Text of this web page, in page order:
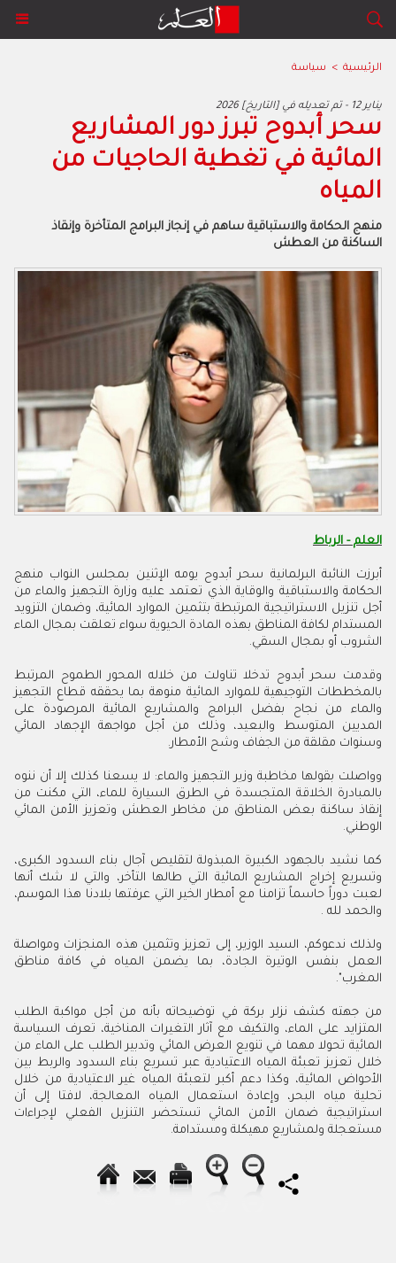
الرئيسية > سياسة
2026 يناير 12 - تم تعديله في [التاريخ]
سحر أبدوح تبرز دور المشاريع
المائية في تغطية الحاجيات من
المياه
منهج الحكامة والاستباقية ساهم في إنجاز البرامج المتأخرة وإنقاذ
الساكنة من العطش
العلم - الرباط
أبرزت النائبة البرلمانية سحر أبدوح يومه الإثنين بمجلس النواب منهج
الحكامة والاستباقية والوقاية الذي تعتمد عليه وزارة التجهيز والماء من
أجل تنزيل الاستراتيجية المرتبطة بتثمين الموارد المائية، وضمان التزويد
المستدام لكافة المناطق بهذه المادة الحيوية سواء تعلقت بمجال الماء
الشروب أو بمجال السقي.
وقدمت سحر أبدوح تدخلا تناولت من خلاله المحور الطموح المرتبط
بالمخططات التوجيهية للموارد المائية منوهة بما يحققه قطاع التجهيز
والماء من نجاح بفضل البرامج والمشاريع المائية المرصودة على
المديين المتوسط والبعيد، وذلك من أجل مواجهة الإجهاد المائي
وسنوات مقلقة من الجفاف وشح الأمطار.
وواصلت بقولها مخاطبة وزير التجهيز والماء: لا يسعنا كذلك إلا أن ننوه
بالمبادرة الخلاقة المتجسدة في الطرق السيارة للماء، التي مكنت من
إنقاذ ساكنة بعض المناطق من مخاطر العطش وتعزيز الأمن المائي
الوطني.
كما نشيد بالجهود الكبيرة المبذولة لتقليص آجال بناء السدود الكبرى،
وتسريع إخراج المشاريع المائية التي طالها التأخر، والتي لا شك أنها
لعبت دوراً حاسماً تزامنا مع أمطار الخير التي عرفتها بلادنا هذا الموسم،
والحمد لله .
ولذلك ندعوكم، السيد الوزير، إلى تعزيز وتثمين هذه المنجزات ومواصلة
العمل بنفس الوتيرة الجادة، بما يضمن المياه في كافة مناطق
المغرب".
من جهته كشف نزلر بركة في توضيحاته بأنه من أجل مواكبة الطلب
المتزايد على الماء، والتكيف مع آثار التغيرات المناخية، تعرف السياسة
المائية تحولا مهما في تنويع العرض المائي وتدبير الطلب على الماء من
خلال تعزيز تعبئة المياه الاعتيادية عبر تسريع بناء السدود والربط بين
الأحواض المائية، وكذا دعم أكبر لتعبئة المياه غير الاعتيادية من خلال
تحلية مياه البحر، وإعادة استعمال المياه المعالجة، لافتا إلى أن
استراتيجية ضمان الأمن المائي تستحضر التنزيل الفعلي لإجراءات
مستعجلة ولمشاريع مهيكلة ومستدامة.